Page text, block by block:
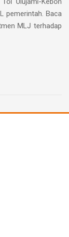
pemerintah. Baca
MLJ terhadap